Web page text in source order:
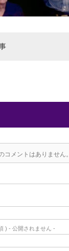
コメントはありません。
) - 公開されません -